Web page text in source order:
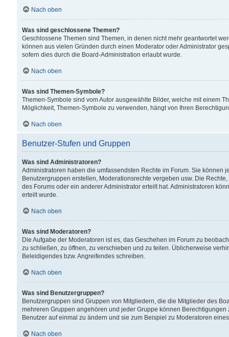
Nach oben
Was sind geschlossene Themen?
Geschlossene Themen sind Themen, in denen nicht mehr geantwortet
können aus vielen Gründen durch einen Moderator oder Administrator
sofern dies durch die Board-Administration erlaubt wurde.
Nach oben
Was sind Themen-Symbole?
Themen-Symbole sind vom Autor ausgewählte Bilder, welche mit einem
Möglichkeit, Themen-Symbole zu verwenden, hängt von Ihren
Nach oben
Benutzer-Stufen und Gruppen
Was sind Administratoren?
Administratoren haben die umfassendsten Rechte im Forum. Sie können
Benutzergruppen erstellen, Moderationsrechte vergeben usw. Die
des Forums oder ein anderer Administrator erteilt hat. Administratoren
erteilt wurde.
Nach oben
Was sind Moderatoren?
Die Aufgabe der Moderatoren ist es, das Geschehen im Forum zu
zu schließen, zu öffnen, zu verschieben und zu teilen. Üblicherweise
Beleidigendes bzw. Angreifendes schreiben.
Nach oben
Was sind Benutzergruppen?
Benutzergruppen sind Gruppen von Mitgliedern, die die Mitglieder des
mehreren Gruppen angehören und jeder Gruppe können
Benutzer auf einmal zu ändern und sie zum Beispiel zu Moderatoren
Nach oben